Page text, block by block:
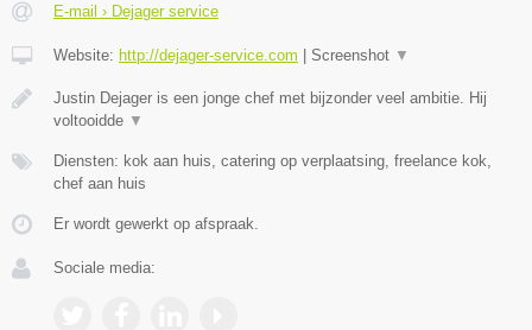
E-mail › Dejager service
Website: http://dejager-service.com Screenshot ▼
Justin Dejager is een jonge chef met bijzonder veel ambitie. Hij
voltooidde ▼
Diensten: kok aan huis, catering op verplaatsing, freelance kok,
chef aan huis
Er wordt gewerkt op afspraak.
Sociale media: